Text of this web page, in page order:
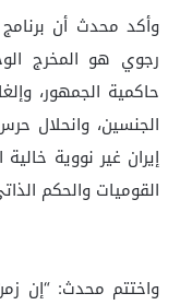
وأكد محدث أن
رجوي هو المخرج
حاکمية الجمهور،
الجنسين، وانحلال
إيران غير نووية
القوميات والحكم
واختتم محدث: “إن